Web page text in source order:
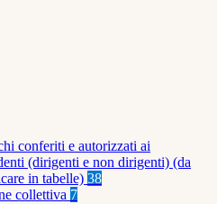
conferiti e autorizzati ai
(dirigenti e non dirigenti) (da
in tabelle) 38
collettiva 7